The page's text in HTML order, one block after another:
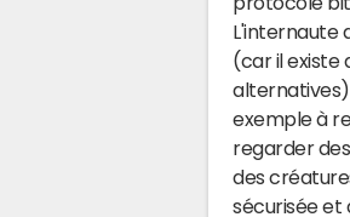
L'internaute
(car il existe
exemple à
regarder
des
sécurisée et